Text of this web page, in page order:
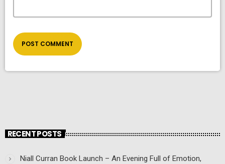
RECENT POSTS
Niall Curran Book Launch – An Evening Full of Emotion,